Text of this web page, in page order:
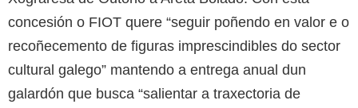
concesión o FIOT quere “seguir poñendo en valor e o
recoñecemento de figuras imprescindibles do sector
cultural galego” mantendo a entrega anual dun
galardón que busca “salientar a traxectoria de